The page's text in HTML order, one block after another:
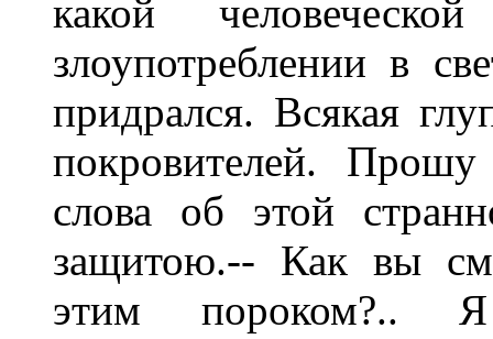
какой
злоупотреблении в
придрался. Всякая
покровителей.
слова об этой
защитою.-- Как вы
этим